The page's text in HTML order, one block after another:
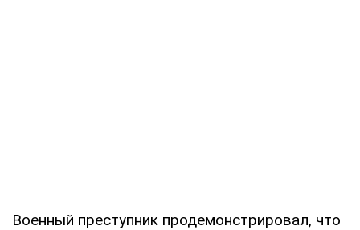
Военный преступник продемонстрировал, что